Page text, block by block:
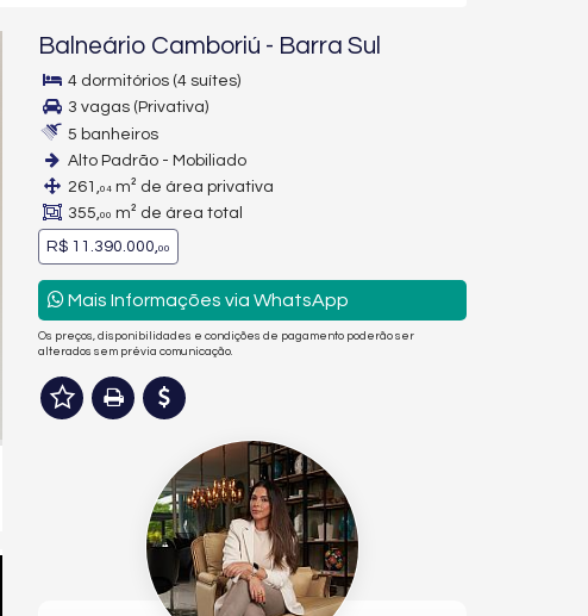
Balneário Camboriú - Barra Sul
4 dormitórios (4 suítes)
3 vagas (Privativa)
5 banheiros
Alto Padrão - Mobiliado
261,04 m² de área privativa
355,00 m² de área total
R$ 11.390.000,00
Mais Informações via WhatsApp
Os preços, disponibilidades e condições de pagamento poderão ser
alterados sem prévia comunicação.